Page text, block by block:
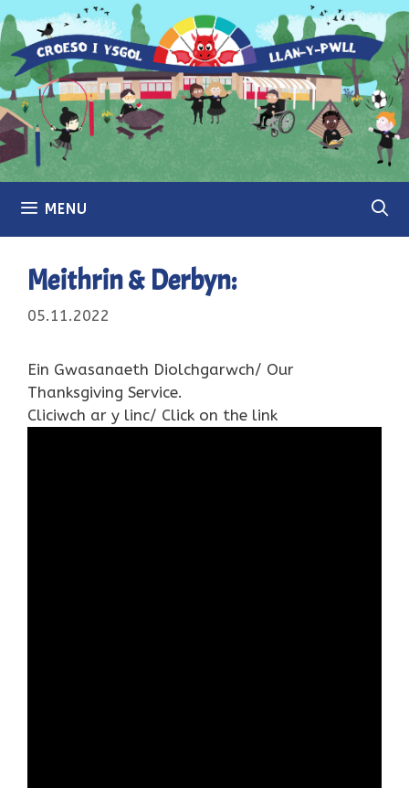
Skip
to
content
MENU
Meithrin & Derbyn:
05.11.2022
Ein Gwasanaeth Diolchgarwch/ Our
Thanksgiving Service.
Cliciwch ar y linc/ Click on the link